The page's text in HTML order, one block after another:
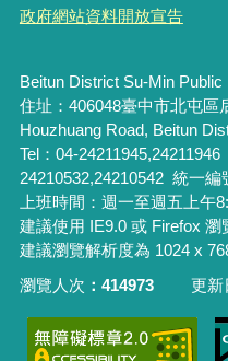
政府網站資料開放宣告
Beitun District Su-Min
住址：406048臺中市北屯
Houzhuang Road, Beitun
Tel：04-24211945,24211946
24210532,24210542 統一編
上班時間：週一至週五上午
建議使用 IE9.0 或 Firefox 瀏
建議瀏覽解析度為 1024 x
瀏覽人次
414973 更新